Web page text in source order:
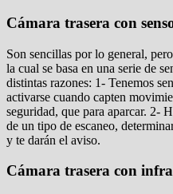
Cámara trasera con
Son sencillas por lo general, pero
la cual se basa en una serie de
distintas razones: 1- Tenemos
activarse cuando capten
seguridad, que para aparcar. 2-
de un tipo de escaneo,
y te darán el aviso.
Cámara trasera con